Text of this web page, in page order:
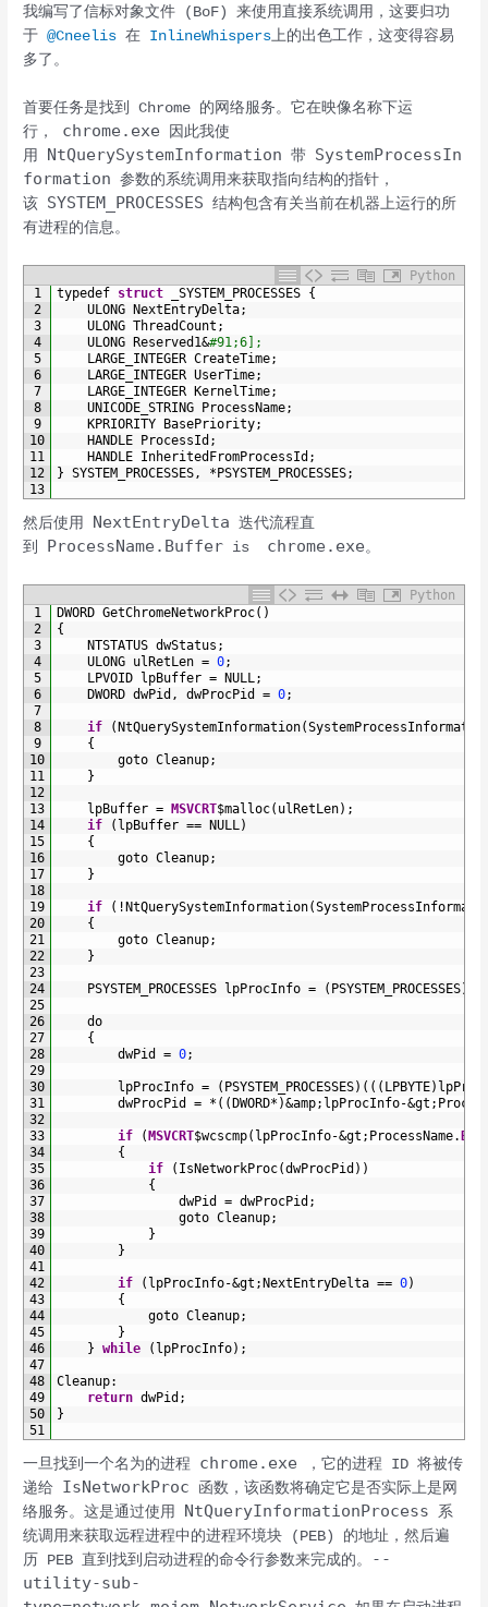
我编写了信标对象文件 (BoF) 来使用直接系统调用，这要归功
于@Cneelis 在 InlineWhispers上的出色工作，这变得容易
多了。
首要任务是找到 Chrome 的网络服务。它在映像名称下运
行， chrome.exe 因此我使
用 NtQuerySystemInformation 带 SystemProcessIn
formation 参数的系统调用来获取指向结构的指针，
该 SYSTEM_PROCESSES 结构包含有关当前在机器上运行的所
有进程的信息。
Python
1
2
3
4
5
6
7
8
9
10
11
12
13
typedef struct _SYSTEM_PROCESSES {
ULONG NextEntryDelta;
ULONG ThreadCount ;
ULONG Reserved1&#91;6];
LARGE_INTEGER CreateTime;
LARGE_INTEGER UserTime;
LARGE_INTEGER KernelTime;
UNICODE_STRING ProcessName;
KPRIORITY BasePriority;
HANDLE ProcessId ;
HANDLE InheritedFromProcessId ;
} SYSTEM_PROCESSES , *PSYSTEM_PROCESSES;
然后使用 NextEntryDelta 迭代流程直
到 ProcessName.Buffer is chrome.exe。
Python
1
2
3
4
5
6
7
8
9
10
11
12
13
14
15
16
17
18
19
20
21
22
23
24
25
26
27
28
29
30
31
32
33
34
35
36
37
38
39
40
41
42
43
44
45
46
47
48
49
50
51
DWORD GetChromeNetworkProc( )
{
NTSTATUS dwStatus ;
ULONG ulRetLen = 0;
LPVOID lpBuffer = NULL ;
DWORD dwPid , dwProcPid = 0;
if (NtQuerySystemInformation(
{
goto Cleanup;
}
lpBuffer = MSVCRT$malloc( ulRetLen) ;
if
( lpBuffer == NULL )
{
goto Cleanup;
}
if ( !NtQuerySystemInformation(
{
goto Cleanup;
}
PSYSTEM_PROCESSES lpProcInfo = ( PSYSTEM_PROCESSES)
do
{
dwPid
= 0;
lpProcInfo = ( PSYSTEM_PROCESSES) ( ( ( LPBYTE)
dwProcPid
= * ( (DWORD* )&amp; lpProcInfo-&gt ;
if (MSVCRT$wcscmp( lpProcInfo-&gt ; ProcessName.
{
if
( IsNetworkProc(dwProcPid ) )
{
dwPid
= dwProcPid ;
goto Cleanup;
}
}
if ( lpProcInfo-&gt ;NextEntryDelta == 0)
{
goto Cleanup;
}
} while ( lpProcInfo) ;
Cleanup:
return dwPid ;
}
一旦找到一个名为的进程 chrome.exe ，它的进程 ID 将被传
递给 IsNetworkProc 函数，该函数将确定它是否实际上是网
络服务。这是通过使用 NtQueryInformationProcess 系
统调用来获取远程进程中的进程环境块 (PEB) 的地址，然后遍
历 PEB 直到找到启动进程的命令行参数来完成的。
--
utility-sub-